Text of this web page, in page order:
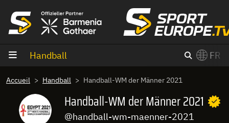
Handball FR
Switch to English?
Accueil Handball Handball-WM der Männer 2021
Handball-WM der Männer 2021
@handball-wm-maenner-2021